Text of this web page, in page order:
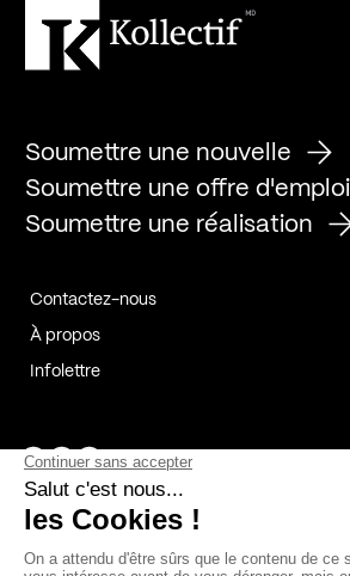
Soumettre une nouvelle
Soumettre une offre d'emploi
Soumettre une réalisation
Contactez-nous
À propos
Infolettre
Page Facebook de Kollectif
Page Instagram de Kollectif
Page Linkedin de Kollectif